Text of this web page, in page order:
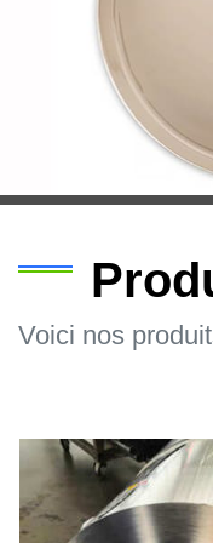
Voici nos